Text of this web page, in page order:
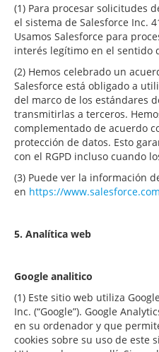
(1) Para procesar solicitudes
el sistema de Salesforce Inc.
Usamos Salesforce para
interés legítimo en el sentido
(2) Hemos celebrado un
Salesforce está obligado a
del marco de los estándares
transmitirlas a terceros.
complementado de acuerdo
protección de datos. Esto
con el RGPD incluso cuando
(3) Puede ver la información
en https://
5. Analítica web
Google analitico
(1) Este sitio web utiliza
Inc. (“Google”). Google
en su ordenador y que
cookies sobre su uso de este